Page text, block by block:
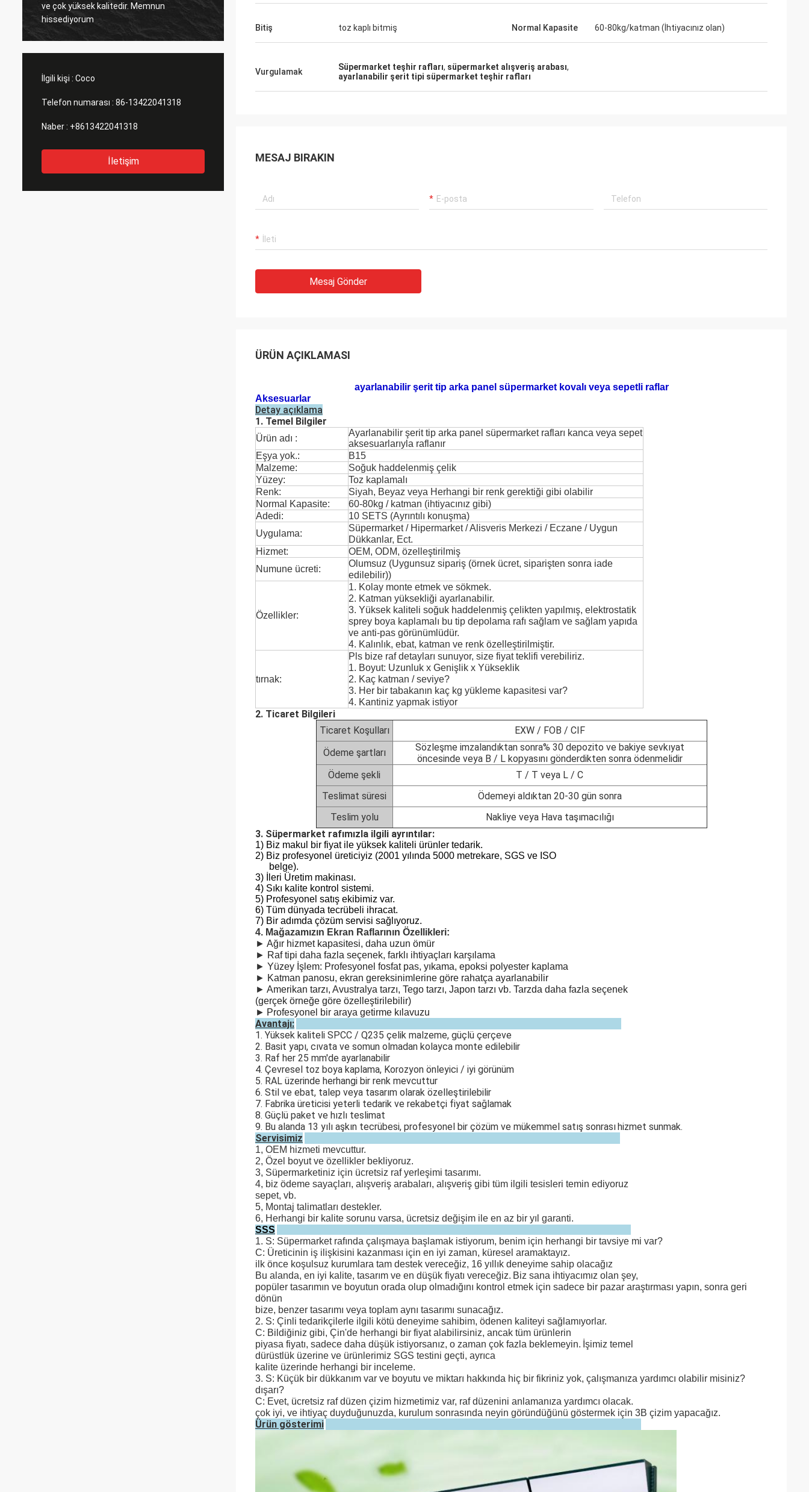
sonra, size fotoğraf göndeririz. Çok
teşekkürler.
malzemeleri için bir showroom yapmayı
yapmama yardım et.
ve çok yüksek kalitedir. Memnun
İlgili kişi : Coco
Telefon numarası : 86-13422041318
Naber : +8613422041318
İletişim
Bitiş toz kaplı bitmiş Normal Kapasite 60-80kg/katman (İhtiyacınız olan)
Vurgulamak Süpermarket teşhir rafları, süpermarket alışveriş arabası,
ayarlanabilir şerit tipi süpermarket teşhir rafları
MESAJ BIRAKIN
Mesaj Gönder
ÜRÜN AÇIKLAMASI
ayarlanabilir şerit tip arka panel süpermarket kovalı veya sepetli raflar
Aksesuarlar
Detay açıklama
1. Temel Bilgiler
Ürün adı :
Ayarlanabilir şerit tip arka panel süpermarket rafları kanca veya sepet
aksesuarlarıyla raflanır
Eşya yok.:
B15
Malzeme:
Soğuk haddelenmiş çelik
Yüzey:
Toz kaplamalı
Renk:
Siyah, Beyaz veya Herhangi bir renk gerektiği gibi olabilir
Normal Kapasite:
60-80kg / katman (ihtiyacınız gibi)
Adedi:
10 SETS (Ayrıntılı konuşma)
Uygulama:
Süpermarket / Hipermarket / Alisveris Merkezi / Eczane / Uygun
Dükkanlar, Ect.
Hizmet:
OEM, ODM, özelleştirilmiş
Numune ücreti:
Olumsuz (Uygunsuz sipariş (örnek ücret, siparişten sonra iade
edilebilir))
Özellikler:
1. Kolay monte etmek ve sökmek.
2. Katman yüksekliği ayarlanabilir.
3. Yüksek kaliteli soğuk haddelenmiş çelikten yapılmış, elektrostatik
sprey boya kaplamalı bu tip depolama rafı sağlam ve sağlam yapıda
ve anti-pas görünümlüdür.
4. Kalınlık, ebat, katman ve renk özelleştirilmiştir.
tırnak:
Pls bize raf detayları sunuyor, size fiyat teklifi verebiliriz.
1. Boyut: Uzunluk x Genişlik x Yükseklik
2. Kaç katman / seviye?
3. Her bir tabakanın kaç kg yükleme kapasitesi var?
4. Kantiniz yapmak istiyor
2. Ticaret Bilgileri
Ticaret Koşulları
EXW / FOB / CIF
Ödeme şartları
Sözleşme imzalandıktan sonra% 30 depozito ve bakiye sevkıyat
öncesinde veya B / L kopyasını gönderdikten sonra ödenmelidir
Ödeme şekli
T / T veya L / C
Teslimat süresi
Ödemeyi aldıktan 20-30 gün sonra
Teslim yolu
Nakliye veya Hava taşımacılığı
3. Süpermarket rafımızla ilgili ayrıntılar:
1) Biz makul bir fiyat ile yüksek kaliteli ürünler tedarik.
2) Biz profesyonel üreticiyiz (2001 yılında 5000 metrekare, SGS ve ISO
belge).
3) İleri Üretim makinası.
4) Sıkı kalite kontrol sistemi.
5) Profesyonel satış ekibimiz var.
6) Tüm dünyada tecrübeli ihracat.
7) Bir adımda çözüm servisi sağlıyoruz.
4. Mağazamızın Ekran Raflarının Özellikleri:
► Ağır hizmet kapasitesi, daha uzun ömür
► Raf tipi daha fazla seçenek, farklı ihtiyaçları karşılama
► Yüzey İşlem: Profesyonel fosfat pas, yıkama, epoksi polyester kaplama
► Katman panosu, ekran gereksinimlerine göre rahatça ayarlanabilir
► Amerikan tarzı, Avustralya tarzı, Tego tarzı, Japon tarzı vb. Tarzda daha fazla seçenek
(gerçek örneğe göre özelleştirilebilir)
► Profesyonel bir araya getirme kılavuzu
Avantajı:
1. Yüksek kaliteli SPCC / Q235 çelik malzeme, güçlü çerçeve
2. Basit yapı, cıvata ve somun olmadan kolayca monte edilebilir
3. Raf her 25 mm'de ayarlanabilir
4. Çevresel toz boya kaplama, Korozyon önleyici / iyi görünüm
5. RAL üzerinde herhangi bir renk mevcuttur
6. Stil ve ebat, talep veya tasarım olarak özelleştirilebilir
7. Fabrika üreticisi yeterli tedarik ve rekabetçi fiyat sağlamak
8. Güçlü paket ve hızlı teslimat
9. Bu alanda 13 yılı aşkın tecrübesi, profesyonel bir çözüm ve mükemmel satış sonrasıhizmet sunmak.
Servisimiz
1, OEM hizmeti mevcuttur.
2, Özel boyut ve özellikler bekliyoruz.
3, Süpermarketiniz için ücretsiz raf yerleşimi tasarımı.
4, biz ödeme sayaçları, alışveriş arabaları, alışveriş gibi tüm ilgili tesisleri temin ediyoruz
sepet, vb.
5, Montaj talimatları destekler.
6, Herhangi bir kalite sorunu varsa, ücretsiz değişim ile en az bir yıl garanti.
SSS
1. S: Süpermarket rafında çalışmaya başlamak istiyorum, benim için herhangi bir tavsiye mi var?
C: Üreticinin iş ilişkisini kazanması için en iyi zaman, küresel aramaktayız.
ilk önce koşulsuz kurumlara tam destek vereceğiz, 16 yıllık deneyime sahip olacağız
Bu alanda, en iyi kalite, tasarım ve en düşük fiyatı vereceğiz. Biz sana ihtiyacımız olan şey,
popüler tasarımın ve boyutun orada olup olmadığını kontrol etmek için sadece bir pazar araştırması yapın, sonra geri
dönün
bize, benzer tasarımı veya toplam aynı tasarımı sunacağız.
2. S: Çinli tedarikçilerle ilgili kötü deneyime sahibim, ödenen kaliteyi sağlamıyorlar.
C: Bildiğiniz gibi, Çin'de herhangi bir fiyat alabilirsiniz, ancak tüm ürünlerin
piyasa fiyatı, sadece daha düşük istiyorsanız, o zaman çok fazla beklemeyin. İşimiz temel
dürüstlük üzerine ve ürünlerimiz SGS testini geçti, ayrıca
kalite üzerinde herhangi bir inceleme.
3. S: Küçük bir dükkanım var ve boyutu ve miktarı hakkında hiç bir fikriniz yok, çalışmanıza yardımcı olabilir misiniz?
dışarı?
C: Evet, ücretsiz raf düzen çizim hizmetimiz var, raf düzenini anlamanıza yardımcı olacak.
çok iyi, ve ihtiyaç duyduğunuzda, kurulum sonrasında neyin göründüğünü göstermek için 3B çizim yapacağız.
Ürün gösterimi